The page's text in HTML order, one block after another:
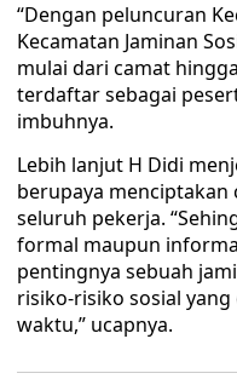
“Dengan peluncuran
Kecamatan Jaminan
mulai dari camat
terdaftar sebagai
imbuhnya.
Lebih lanjut H Didi
berupaya
seluruh pekerja.
formal maupun
pentingnya sebuah
risiko-risiko sosial
waktu,” ucapnya.